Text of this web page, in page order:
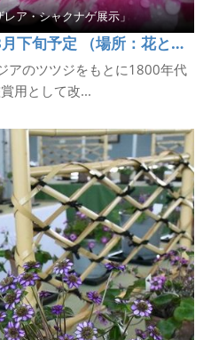
ア・シャクナゲ展示」
2026年2月17日(火曜日)～3月下旬予定 （場所：花と緑の館いこいの広場）
アのツツジをもとに1800年代
用として改...